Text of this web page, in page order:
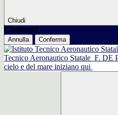
Chiudi
Conferma
Annulla Conferma
Tecnico Aeronautico Statale F. DE
cielo e del mare iniziano qui